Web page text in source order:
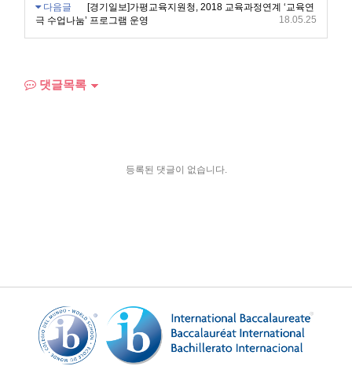
다음글
[경기일보]가평교육지원청, 2018 교육과정연계 ‘교육연
극 수업나눔’ 프로그램 운영
18.05.25
댓글목록
등록된 댓글이 없습니다.